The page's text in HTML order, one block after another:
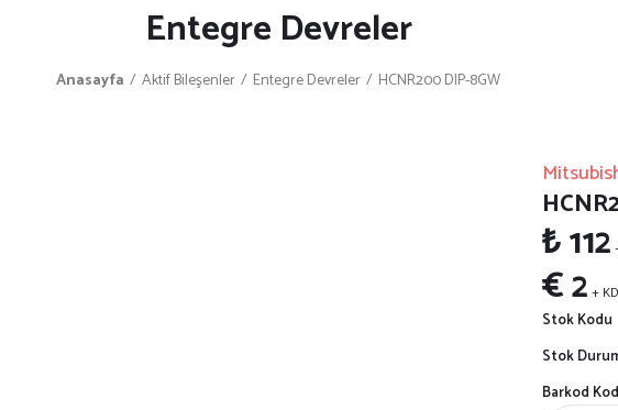
Entegre Devreler
Anasayfa Aktif Bileşenler Entegre Devreler HCNR200 DIP-8GW
₺ 112
€ 2 +
Stok Kodu
Stok
Barkod